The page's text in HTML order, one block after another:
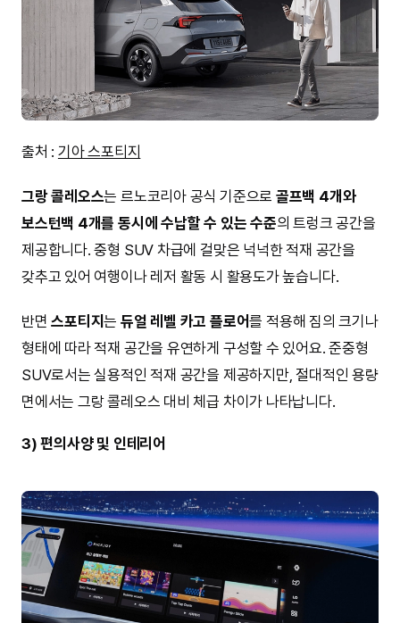
출처 : 기아 스포티지
그랑 콜레오스는 르노코리아 공식 기준으로 골프백 4개와
보스턴백 4개를 동시에 수납할 수 있는 수준의 트렁크 공간을
제공합니다. 중형 SUV 차급에 걸맞은 넉넉한 적재 공간을
갖추고 있어 여행이나 레저 활동 시 활용도가 높습니다.
반면스포티지는듀얼 레벨 카고 플로어를 적용해 짐의 크기나
형태에 따라 적재 공간을 유연하게 구성할 수 있어요. 준중형
SUV로서는 실용적인 적재 공간을 제공하지만, 절대적인 용량
면에서는 그랑 콜레오스 대비 체급 차이가 나타납니다.
3) 편의사양 및 인테리어